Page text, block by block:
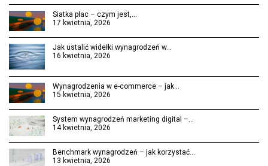
Siatka płac – czym jest,…
17 kwietnia, 2026
Jak ustalić widełki wynagrodzeń w…
16 kwietnia, 2026
Wynagrodzenia w e-commerce – jak…
15 kwietnia, 2026
System wynagrodzeń marketing digital –…
14 kwietnia, 2026
Benchmark wynagrodzeń – jak korzystać…
13 kwietnia, 2026